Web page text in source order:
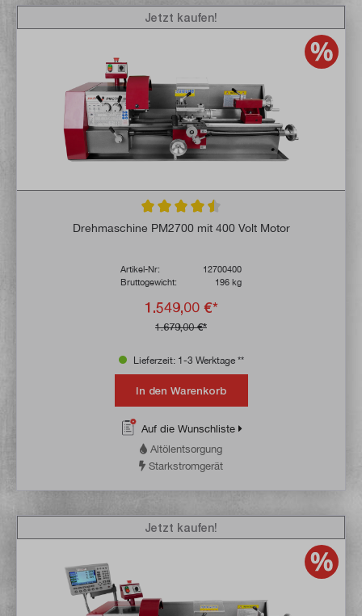
Durchschnittliche Bewertung von 4.5 von
Drehmaschine PM2700 mit 400 Volt Motor
Artikel-Nr:
12700400
Bruttogewicht:
196 kg
1.549,00 €*
1.679,00 €*
Jetzt kaufen!
Lieferzeit: 1-3 Werktage **
In den Warenkorb
Auf die Wunschliste
Altölentsorgung
Starkstromgerät
Jetzt kaufen!